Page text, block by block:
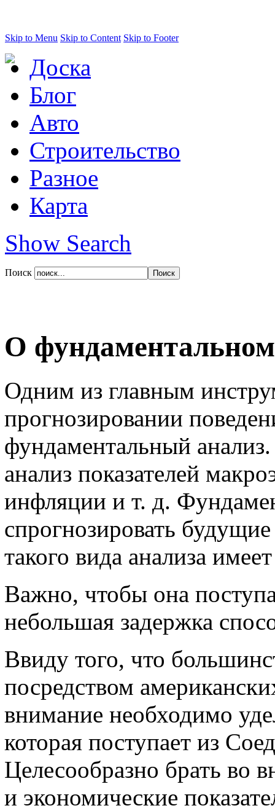
Skip to Menu Skip to Content Skip to Footer
Доска
Блог
Авто
Строительство
Разное
Карта
Show Search
Поиск
О
Одним из главным
прогнозировании
фундаментальный
анализ показателей
инфляции и т. д.
спрогнозировать
такого вида анализа
Важно, чтобы она
небольшая задержка
Ввиду того, что
посредством
внимание необходимо
которая поступает из
Целесообразно брать во
и экономические